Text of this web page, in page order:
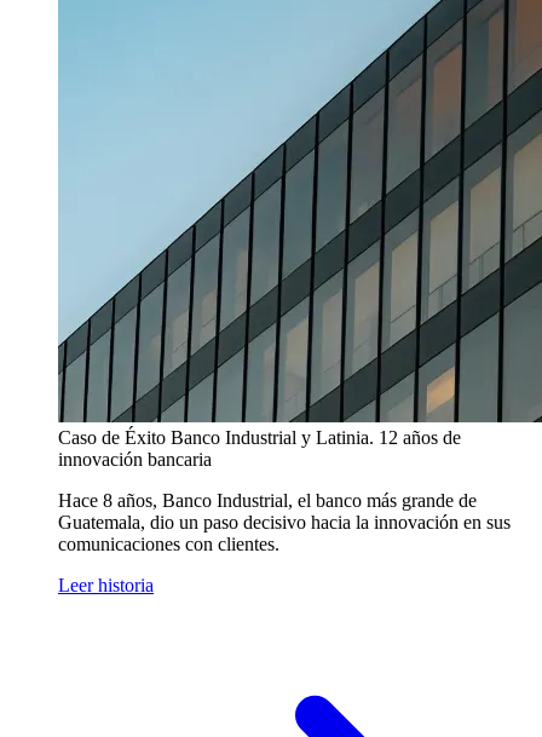
Caso de Éxito Banco Industrial y Latinia. 12 años de
innovación bancaria
Hace 8 años, Banco Industrial, el banco más grande de
Guatemala, dio un paso decisivo hacia la innovación en sus
comunicaciones con clientes.
Leer historia